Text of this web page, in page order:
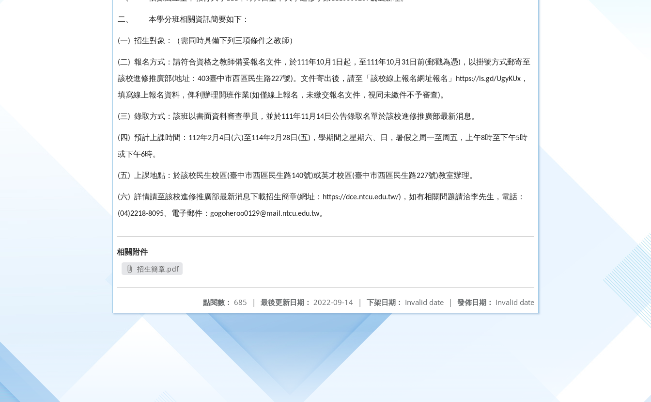
二、 本學分班相關資訊簡要如下：
(一) 招生對象：（需同時具備下列三項條件之教師）
(二) 報名方式：請符合資格之教師備妥報名文件，於111年10月 1日起，至111年10月 31日前(郵戳為憑) ，以掛號方式郵寄至
該校進修推廣部(地址： 403臺中市西區民生路227號)。文件寄出後，請至「該校線上報名網址報名」 https://is.gd/UgyKUx ，
填寫線上報名資料，俾利辦理開班作業(如僅線上報名，未繳交報名文件，視同未繳件不予審查)。
(三) 錄取方式：該班以書面資料審查學員，並於111年11月 14日公告錄取名單於該校進修推廣部最新消息。
( 四) 預計上課時間： 112年2月 4日 (六)至114年2月 28日 (五) ，學期間之星期六、日，暑假之周一至周五，上午8時至下午5時
或下午6時。
(五) 上課地點：於該校民生校區(臺中市西區民生路140號)或英才校區(臺中市西區民生路227號)教室辦理。
(六) 詳情請至該校進修推廣部最新消息下載招生簡章(網址： https://dce.ntcu.edu.tw/) ，如有相關問題請洽李先生，電話：
(04)2218-8095 、電子郵件： gogoheroo0129@mail.ntcu.edu.tw。
相關附件
招生簡章.pdf
發佈日期： Invalid date
下架日期： Invalid date |
最後更新日期： 2022-09-14 |
點閱數： 685 |